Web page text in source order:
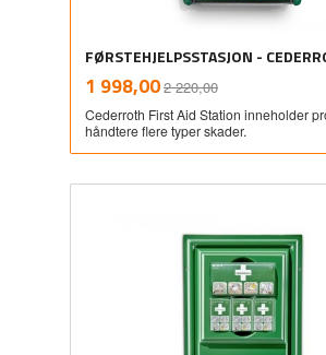
FØRSTEHJELPSSTASJON -
Tilbud
1 998,002 220,00mva.
Cederroth First Aid Station inneholder
håndtere flere typer skader.